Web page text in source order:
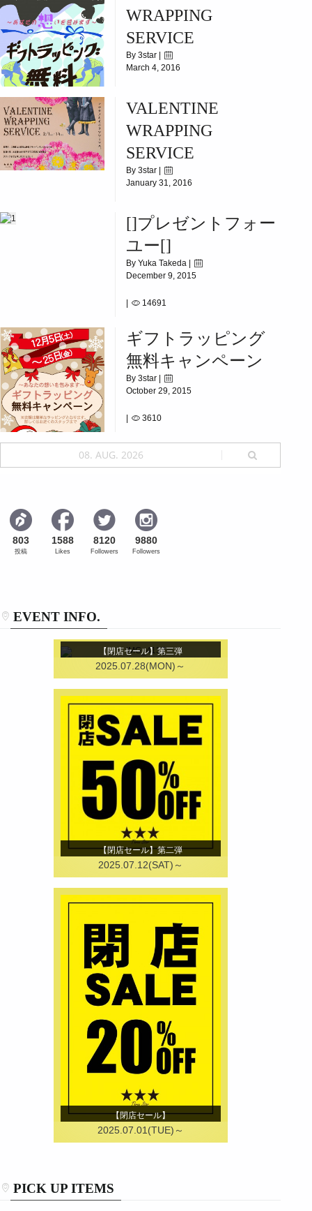
12/16(SAT)~12/25(MON)
WRAPPING
SERVICE
By 3star |
March 4, 2016
3/1(TUE)~3/14(MON)
VALENTINE
WRAPPING
SERVICE
By 3star |
January 31, 2016
[]プレゼントフォー
ユー[]
By Yuka Takeda |
December 9, 2015
| 14691
[]プレゼントフォーユー[]
ギフトラッピング
無料キャンペーン
By 3star |
October 29, 2015
| 3610
12月5日(土)~12月25日（金）
08. AUG. 2026
803
投稿
1588
Likes
8120
Followers
9880
Followers
EVENT INFO.
【閉店セール】第三弾
2025.07.28(MON)～
【閉店セール】第二弾
2025.07.12(SAT)～
【閉店セール】
2025.07.01(TUE)～
PICK UP ITEMS